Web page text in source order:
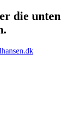
die unten